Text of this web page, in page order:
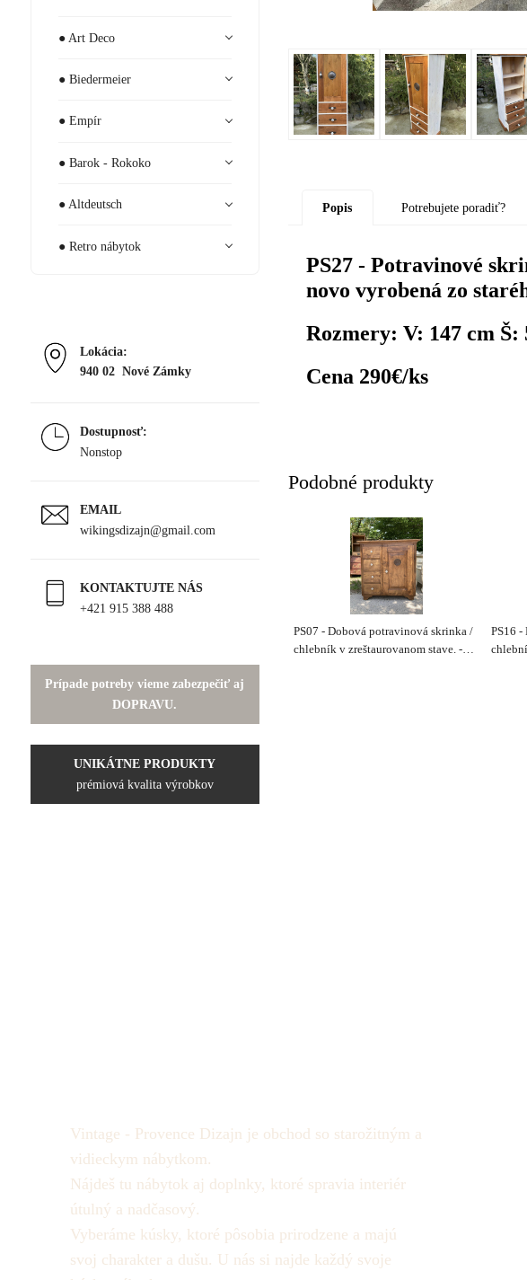
● Art Deco
● Biedermeier
● Empír
● Barok - Rokoko
● Altdeutsch
● Retro nábytok
Lokácia:
940 02 Nové Zámky
Dostupnosť:
Nonstop
EMAIL
wikingsdizajn@gmail.com
KONTAKTUJTE NÁS
+421 915 388 488
Prípade potreby vieme zabezpečiť aj
DOPRAVU.
UNIKÁTNE PRODUKTY
prémiová kvalita výrobkov
Popis Potrebujete poradiť?
PS27 - Potravinové
novo vyrobená zo
Rozmery: V: 147 cm Š:
Cena 290€/ks
Podobné produkty
PS07 - Dobová potravinová skrinka /
chlebník v zreštaurovanom stave. -
PS16
Vintage - Provence Dizajn je obchod so starožitným a
vidieckym nábytkom.
Nájdeš tu nábytok aj doplnky, ktoré spravia interiér
útulný a nadčasový.
Vyberáme kúsky, ktoré pôsobia prirodzene a majú
svoj charakter a dušu. U nás si najde každý svoje